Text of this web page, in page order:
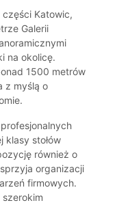
Katowic,
Galerii
na okolicę.
1500 metrów
z myślą o
klasy stołów
również o
organizacji
firmowych.